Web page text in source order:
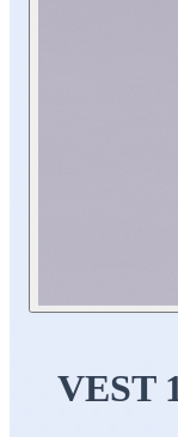
VEST